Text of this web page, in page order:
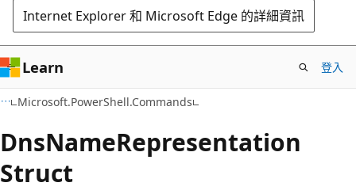
覽Internet Explorer 和 Microsoft Edge 的詳細資訊
Learn 登入
Microsoft.PowerShell.Commands
DnsNameRepresentation
Struct